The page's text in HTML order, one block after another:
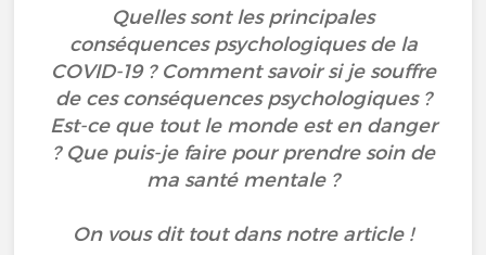
Quelles sont les principales
conséquences psychologiques de la
COVID-19 ? Comment savoir si je souffre
de ces conséquences psychologiques ?
Est-ce que tout le monde est en danger
? Que puis-je faire pour prendre soin de
ma santé mentale ?
On vous dit tout dans notre article !